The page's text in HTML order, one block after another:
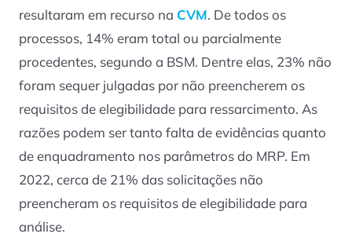
resultaram em recurso na CVM. De todos os
processos, 14% eram total ou parcialmente
procedentes, segundo a BSM. Dentre elas, 23% não
foram sequer julgadas por não preencherem os
requisitos de elegibilidade para ressarcimento. As
razões podem ser tanto falta de evidências quanto
de enquadramento nos parâmetros do MRP. Em
2022, cerca de 21% das solicitações não
preencheram os requisitos de elegibilidade para
análise.